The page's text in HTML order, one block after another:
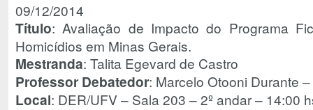
09/12/2014
Título: Avaliação de Impacto do Programa
Homicídios em Minas Gerais.
Mestranda: Talita Egevard de Castro
Professor Debatedor: Marcelo Otooni Durante
Local: DER/UFV – Sala 203 – 2º andar – 14:00